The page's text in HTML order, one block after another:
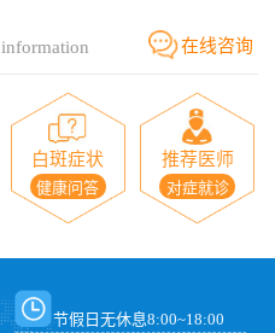
在线咨询
白斑症状
健康问答
推荐医师
对症就诊
节假日无休息8:00~18:00